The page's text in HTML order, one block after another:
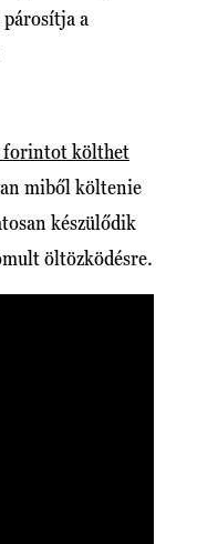
a
forintot költhet
miből költenie
készülődik
öltözködésre.